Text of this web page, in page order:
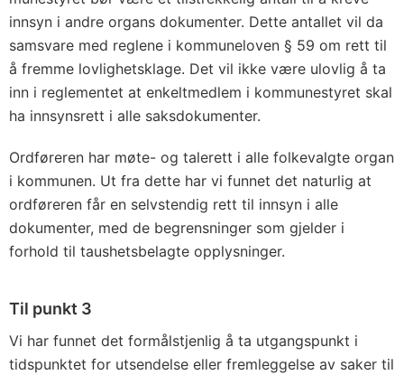
innsyn i andre organs dokumenter. Dette antallet vil da
samsvare med reglene i kommuneloven § 59 om rett til
å fremme lovlighetsklage. Det vil ikke være ulovlig å ta
inn i reglementet at enkeltmedlem i kommunestyret skal
ha innsynsrett i alle saksdokumenter.
Ordføreren har møte- og talerett i alle folkevalgte organ
i kom­munen. Ut fra dette har vi funnet det naturlig at
ordføreren får en selvstendig rett til innsyn i alle
dokumenter, med de begrensninger som gjelder i
forhold til taushetsbelagte opplysninger.
Til punkt 3
Vi har funnet det formålstjenlig å ta utgangspunkt i
tidspunktet for utsendelse eller fremleggelse av saker til